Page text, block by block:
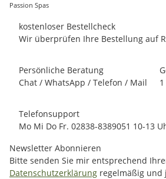
Passion Spas
kostenloser Bestellcheck
Wir überprüfen Ihre Bestellung auf
Persönliche Beratung
Chat / WhatsApp / Telefon / Mail
Telefonsupport
Mo Mi Do Fr. 02838-8389051 10-13
Newsletter Abonnieren
Bitte senden Sie mir entsprechend
Datenschutzerklärung regelmäßig